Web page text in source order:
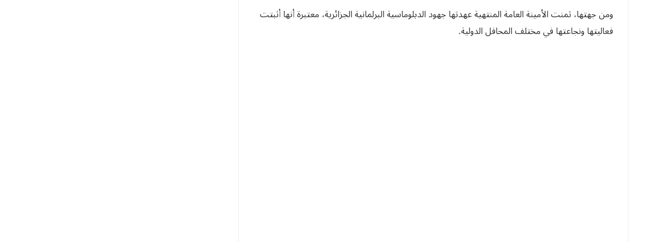
ومن جهتها، ثمنت الأمينة العامة المنتهية عهدتها جهود الدبلوماسية البرلمانية الجزائرية، معتبرة أنها أثبتت
فعاليتها ونجاعتها في مختلف المحافل الدولية.